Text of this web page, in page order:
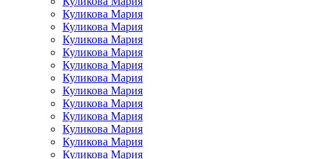
Куликова Мария
Куликова Мария
Куликова Мария
Куликова Мария
Куликова Мария
Куликова Мария
Куликова Мария
Куликова Мария
Куликова Мария
Куликова Мария
Куликова Мария
Куликова Мария